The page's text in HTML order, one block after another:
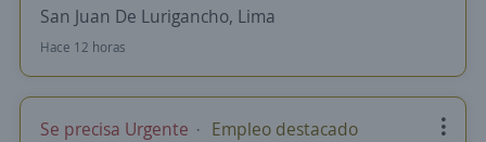
San Juan De Lurigancho, Lima
Hace 12 horas
Se precisa Urgente Empleo destacado